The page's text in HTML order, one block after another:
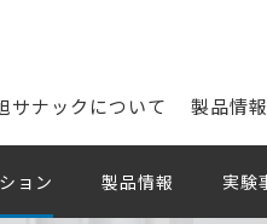
サナックについて 製品情報
ョン 製品情報 実験